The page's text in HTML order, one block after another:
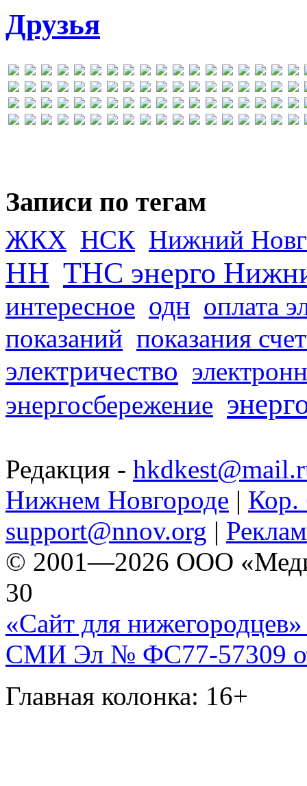
Друзья
Записи по тегам
ЖКХ НСК Нижний
НН ТНС энерго
интересное одн оплата
показаний показания
электричество
энергосбережение
Редакция -
Нижнем Новгороде | Кор.
support@nnov.org |
© 2001—2026 ООО
30
«Сайт для нижегородцев»
СМИ Эл № ФС77-57309
Главная колонка: 16+